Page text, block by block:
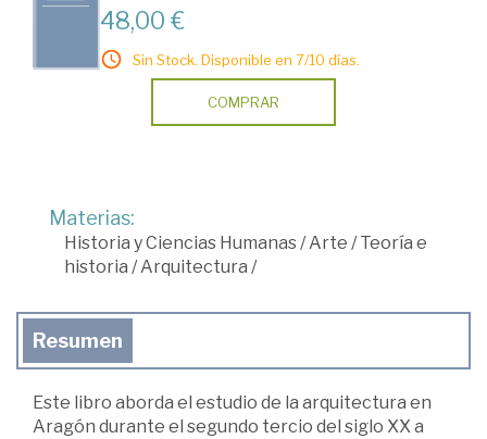
48,00 €
Sin Stock. Disponible en 7/10 días.
COMPRAR
Materias:
Historia y Ciencias Humanas/Arte /Teoría e
historia /Arquitectura /
Resumen
Este libro aborda el estudio de la arquitectura en
Aragón durante el segundo tercio del siglo XX a